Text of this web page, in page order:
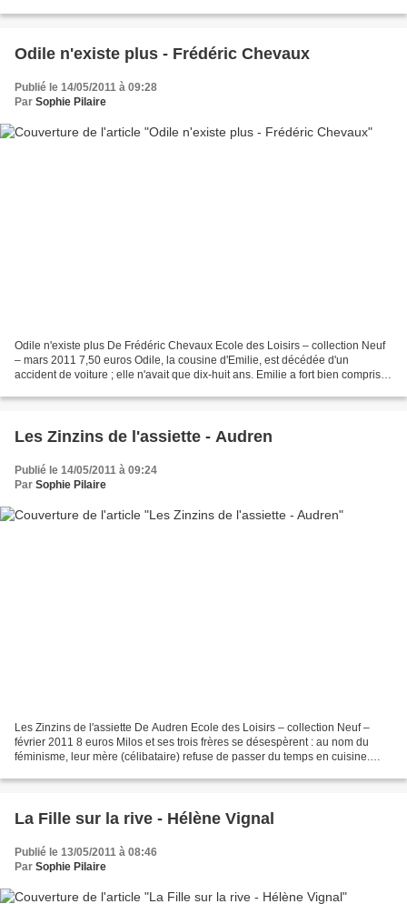
Odile n'existe plus - Frédéric Chevaux
Publié le 14/05/2011 à 09:28
Par Sophie Pilaire
Odile n'existe plus De Frédéric Chevaux Ecole des Loisirs – collection Neuf
– mars 2011 7,50 euros Odile, la cousine d'Emilie, est décédée d'un
accident de voiture ; elle n'avait que dix-huit ans. Emilie a fort bien compris,
Les Zinzins de l'assiette - Audren
Publié le 14/05/2011 à 09:24
Par Sophie Pilaire
Les Zinzins de l'assiette De Audren Ecole des Loisirs – collection Neuf –
février 2011 8 euros Milos et ses trois frères se désespèrent : au nom du
féminisme, leur mère (célibataire) refuse de passer du temps en cuisine.
La Fille sur la rive - Hélène Vignal
Publié le 13/05/2011 à 08:46
Par Sophie Pilaire